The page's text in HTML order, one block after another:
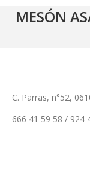
MESÓN
C. Parras, n°52,
666 41 59 58 / 924